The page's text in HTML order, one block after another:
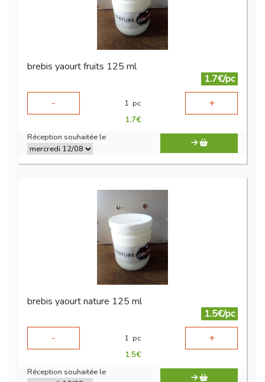
brebis yaourt fruits 125 ml
1.7€/pc
-
1 pc +
1.7€
Réception souhaitée le
brebis yaourt nature 125 ml
1.5€/pc
-
1 pc +
1.5€
Réception souhaitée le